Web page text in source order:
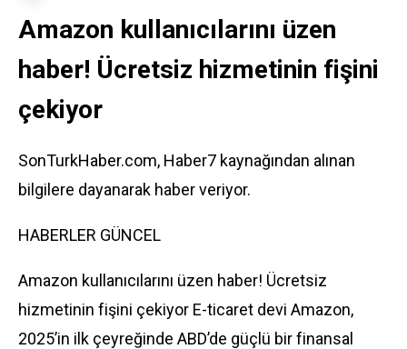
Amazon kullanıcılarını üzen
haber! Ücretsiz hizmetinin fişini
çekiyor
SonTurkHaber.com, Haber7 kaynağından alınan
bilgilere dayanarak haber veriyor.
HABERLER GÜNCEL
Amazon kullanıcılarını üzen haber! Ücretsiz
hizmetinin fişini çekiyor E-ticaret devi Amazon,
2025’in ilk çeyreğinde ABD’de güçlü bir finansal